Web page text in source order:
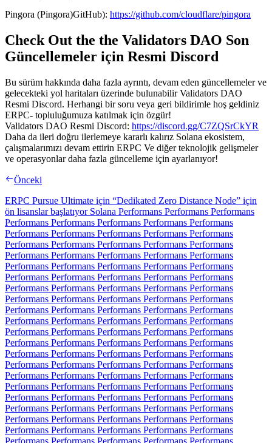
Pingora (Pingora)GitHub): https://github.com/cloudflare/pingora
Check Out the the Validators DAO Son
Güncellemeler için Resmi Discord
Bu sürüm hakkında daha fazla ayrıntı, devam eden güncellemeler ve
gelecekteki yol haritaları üzerinde bulunabilir Validators DAO
Resmi Discord. Herhangi bir soru veya geri bildirimle hoş geldiniz
ERPC- topluluğumuza katılmak için özgür!
Validators DAO Resmi Discord: https://discord.gg/C7ZQSrCkYR
Daha da ileri doğru ilerlemeye kararlı kalırız Solana ekosistem,
çalışmalarımızı devam ettirin ERPC Ve diğer teknolojik gelişmeler
ve operasyonlar daha fazla güncelleme için ayarlanıyor!
Önceki
ERPC Pursue Ultimate için “Dedikated Zero Distance Node” için
ön lisanslar başlatıyor Solana Performans Performans Performans
Performans Performans Performans Performans Performans
Performans Performans Performans Performans Performans
Performans Performans Performans Performans Performans
Performans Performans Performans Performans Performans
Performans Performans Performans Performans Performans
Performans Performans Performans Performans Performans
Performans Performans Performans Performans Performans
Performans Performans Performans Performans Performans
Performans Performans Performans Performans Performans
Performans Performans Performans Performans Performans
Performans Performans Performans Performans Performans
Performans Performans Performans Performans Performans
Performans Performans Performans Performans Performans
Performans Performans Performans Performans Performans
Performans Performans Performans Performans Performans
Performans Performans Performans Performans Performans
Performans Performans Performans Performans Performans
Performans Performans Performans Performans Performans
Performans Performans Performans Performans Performans
Performans Performans Performans Performans Performans
Performans Performans Performans Performans Performans